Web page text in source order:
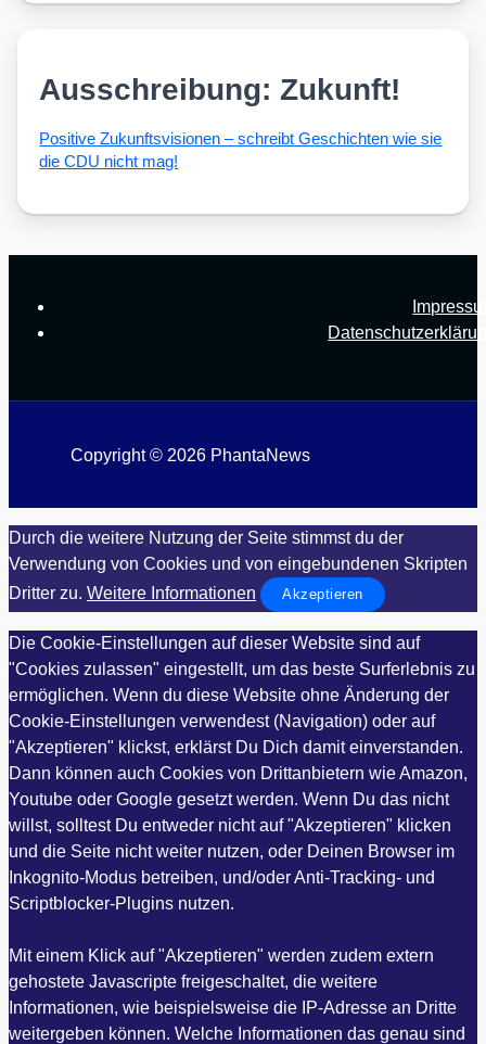
Ausschreibung: Zukunft!
Posi­ti­ve Zukunfts­vi­sio­nen – schreibt Geschich­ten wie sie
die CDU nicht mag!
Copyright © 2026 PhantaNews
Durch die weitere Nutzung der Seite stimmst du der
Verwendung von Cookies und von eingebundenen Skripten
Dritter zu. Weitere Informationen Akzeptieren
Die Cookie-Einstellungen auf dieser Website sind auf
"Cookies zulassen" eingestellt, um das beste Surferlebnis zu
ermöglichen. Wenn du diese Website ohne Änderung der
Cookie-Einstellungen verwendest (Navigation) oder auf
"Akzeptieren" klickst, erklärst Du Dich damit einverstanden.
Dann können auch Cookies von Drittanbietern wie Amazon,
Youtube oder Google gesetzt werden. Wenn Du das nicht
willst, solltest Du entweder nicht auf "Akzeptieren" klicken
und die Seite nicht weiter nutzen, oder Deinen Browser im
Inkognito-Modus betreiben, und/oder Anti-Tracking- und
Scriptblocker-Plugins nutzen.
Mit einem Klick auf "Akzeptieren" werden zudem extern
gehostete Javascripte freigeschaltet, die weitere
Informationen, wie beispielsweise die IP-Adresse an Dritte
weitergeben können. Welche Informationen das genau sind